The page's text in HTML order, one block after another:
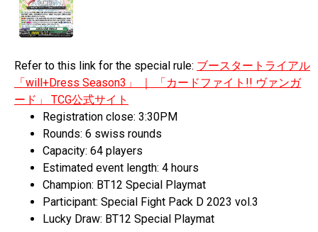
Refer to this link for the special rule: ブースタートライアル
「will+Dress Season3 」 ｜ 「カードファイト !! ヴァンガ
ード」
TCG公式サイト
Registration close: 3:30PM
Rounds: 6 swiss rounds
Capacity: 64 players
Estimated event length: 4 hours
Champion: BT12 Special Playmat
Participant: Special Fight Pack D 2023 vol.3
Lucky Draw: BT12 Special Playmat